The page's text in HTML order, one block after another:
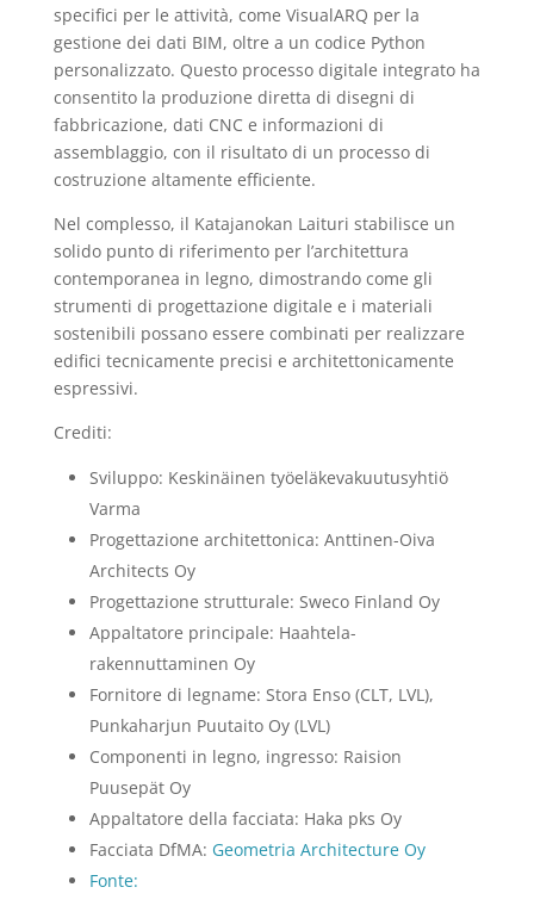
specifici per le attività, come VisualARQ per la
gestione dei dati BIM, oltre a un codice Python
personalizzato. Questo processo digitale integrato ha
consentito la produzione diretta di disegni di
fabbricazione, dati CNC e informazioni di
assemblaggio, con il risultato di un processo di
costruzione altamente efficiente.
Nel complesso, il Katajanokan Laituri stabilisce un
solido punto di riferimento per l’architettura
contemporanea in legno, dimostrando come gli
strumenti di progettazione digitale e i materiali
sostenibili possano essere combinati per realizzare
edifici tecnicamente precisi e architettonicamente
espressivi.
Crediti:
Sviluppo: Keskinäinen työeläkevakuutusyhtiö
Varma
Progettazione architettonica: Anttinen-Oiva
Architects Oy
Progettazione strutturale: Sweco Finland Oy
Appaltatore principale: Haahtela-
rakennuttaminen Oy
Fornitore di legname: Stora Enso (CLT, LVL),
Punkaharjun Puutaito Oy (LVL)
Componenti in legno, ingresso: Raision
Puusepät Oy
Appaltatore della facciata: Haka pks Oy
Facciata DfMA: Geometria Architecture Oy
Fonte: